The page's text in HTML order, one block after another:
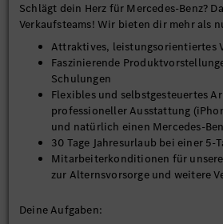
Schlägt dein Herz für Mercedes-Benz?
Verkaufsteams! Wir bieten dir mehr als
Attraktives, leistungsorientiertes
Faszinierende
Schulungen
Flexibles und selbstgesteuertes
professioneller Ausstattung
und natürlich einen Mercedes-
30 Tage Jahresurlaub bei einer 5-
Mitarbeiterkonditionen für
zur Alternsvorsorge und weitere
Deine Aufgaben: